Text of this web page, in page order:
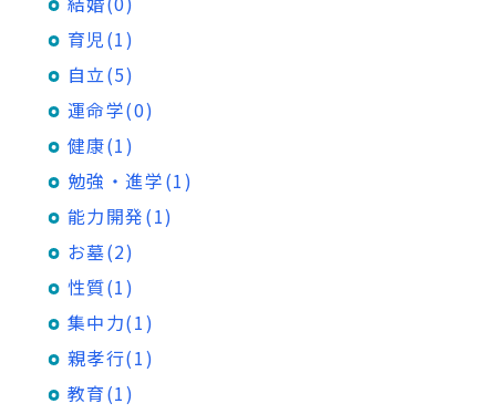
育児(1)
自立(5)
運命学(0)
健康(1)
勉強・進学(1)
能力開発(1)
お墓(2)
性質(1)
集中力(1)
親孝行(1)
教育(1)